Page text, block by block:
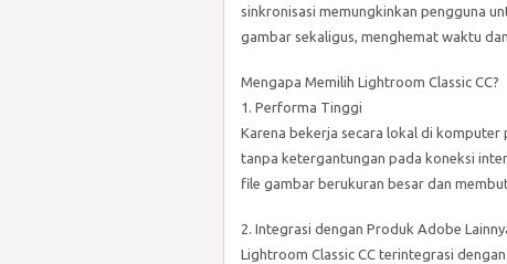
sinkronisasi memungkinkan pengguna
gambar sekaligus, menghemat waktu
Mengapa Memilih Lightroom Classic CC?
1. Performa Tinggi
Karena bekerja secara lokal di
tanpa ketergantungan pada koneksi
file gambar berukuran besar dan
2. Integrasi dengan Produk Adobe
Lightroom Classic CC terintegrasi